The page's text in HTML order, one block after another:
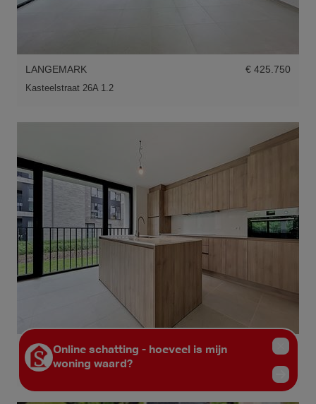
LANGEMARK € 425.750
Kasteelstraat 26A 1.2
LANGEMARK € 365.750
Kasteelstraat 26A 0.1